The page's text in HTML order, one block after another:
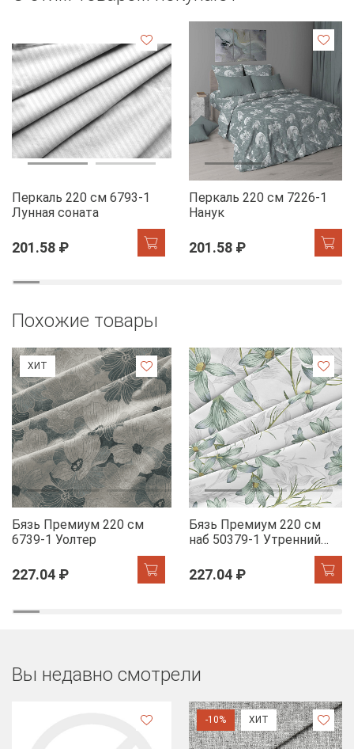
Перкаль 220 см 6793-1
Лунная соната
201.58 ₽
Перкаль 220 см 7226-1
Нанук
201.58 ₽
Похожие товары
ХИТ
Бязь Премиум 220 см
6739-1 Уолтер
227.04 ₽
Бязь Премиум 220 см
наб 50379-1 Утренний
227.04 ₽
Вы недавно смотрели
-10% ХИТ